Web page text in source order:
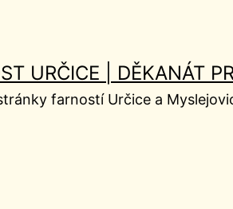
URČICE | DĚKANÁT
farností Určice a